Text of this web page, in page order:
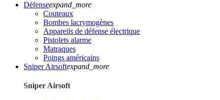
Défenseexpand_more
Couteaux
Bombes lacrymogènes
Appareils de défense électrique
Pistolets alarme
Matraques
Poings américains
Sniper Airsoftexpand_more
Sniper Airsoft